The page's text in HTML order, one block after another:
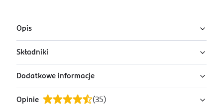
Opis
Serum chroniące mikrobiom Bielenda Skin
Clinic Professional Ferment Ryżowy
stosowania na dzień i na noc. Dzięki formule z 10
biofermentami skutecznie wspiera mikrobiom skóry,
Składniki
Ingredients: Aqua (Water), Propanediol,
Saccharomyces/Rice Ferment Filtrate,
Isodecyl Neopentanoate, Pentaerythrityl
Dodatkowe informacje
PRZYGOTOWANIE I STOSOWANIE
Opinie (35 )